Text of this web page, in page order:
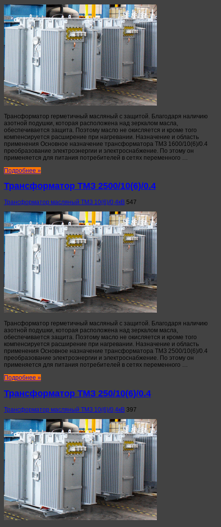
Трансформатор герметичный масляный с защитой. Благодаря наличию
азотной подушки, которая расположена над зеркалом масла,
обеспечивается защита. Поэтому масло не окисляется и кроме того
компенсируется расширение при нагревании. Назначение и область
применения Основное назначение трансформатора ТМЗ 1600/10(6)/0.4
преобразование электроэнергии и электроснабжение. По этому он
применяется для питания потребителей в сетях переменного …
Подробнее »
Трансформатор ТМЗ 2500/10(6)/0.4
Трансформатор масляный ТМЗ 10(6)/0,4кВ 547
Трансформатор герметичный масляный с защитой. Благодаря наличию
азотной подушки, которая расположена над зеркалом масла,
обеспечивается защита. Поэтому масло не окисляется и кроме того
компенсируется расширение при нагревании. Назначение и область
применения Основное назначение трансформатора ТМЗ 2500/10(6)/0.4
преобразование электроэнергии и электроснабжение. По этому он
применяется для питания потребителей в сетях переменного …
Подробнее »
Трансформатор ТМЗ 250/10(6)/0.4
Трансформатор масляный ТМЗ 10(6)/0,4кВ 397